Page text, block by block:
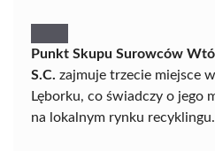
Punkt Skupu Surowców
S.C. zajmuje trzecie miejsce
Lęborku, co świadczy o jego
na lokalnym rynku recyklingu.